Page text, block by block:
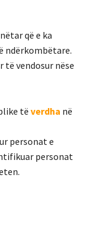
që e ka
ndërkombëtare.
vendosur nëse
të verdha në
personat e
personat